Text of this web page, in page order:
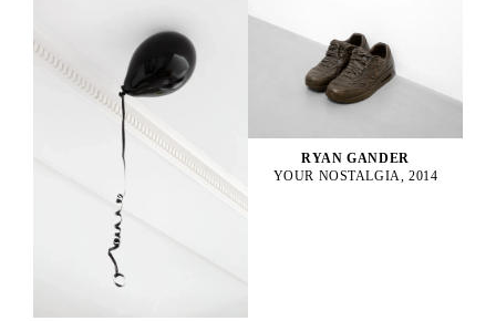
RYAN GANDER
YOUR NOSTALGIA, 2014